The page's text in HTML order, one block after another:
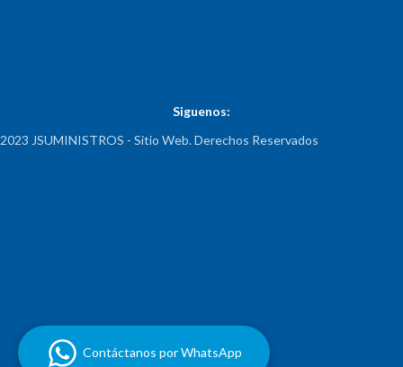
Siguenos:
2023 JSUMINISTROS - Sitio Web. Derechos Reservados
Contáctanos por WhatsApp